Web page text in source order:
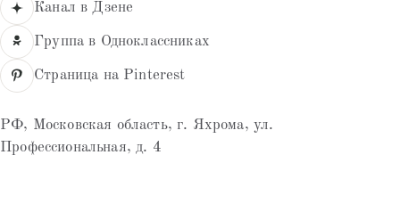
Канал в Дзене
Группа в Одноклассниках
Страница на Pinterest
РФ, Московская область, г. Яхрома, ул.
Профессиональная, д. 4